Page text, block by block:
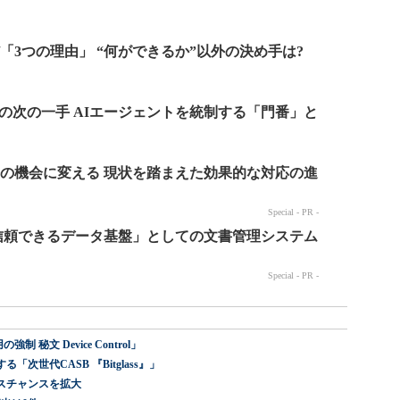
強制 秘文 Device Control」
「次世代CASB 『Bitglass』」
チャンスを拡大